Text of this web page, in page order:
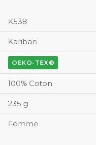
K538
Kariban
OEKO-TEX®
100% Coton
235 g
Femme